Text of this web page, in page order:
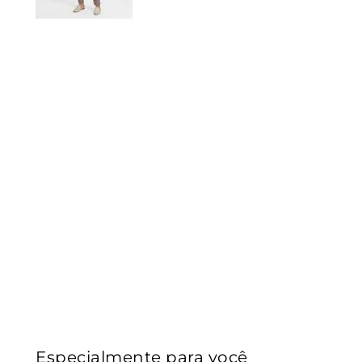
Especialmente para você